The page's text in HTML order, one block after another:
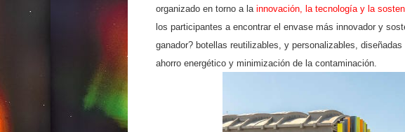
organizado en torno a la innovación, la tecnología y la
los participantes a encontrar el envase más innovador y
ganador? botellas reutilizables, y personalizables,
ahorro energético y minimización de la contaminación.